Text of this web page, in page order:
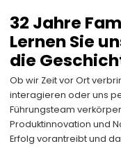
32 Jahre
Lernen Sie
die
Ob wir Zeit vor Ort
interagieren oder uns
Führungsteam
Produktinnovation und
Erfolg vorantreibt und